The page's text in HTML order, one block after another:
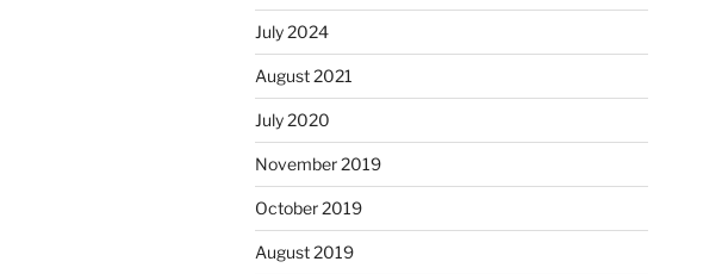
July 2024
August 2021
July 2020
November 2019
October 2019
August 2019